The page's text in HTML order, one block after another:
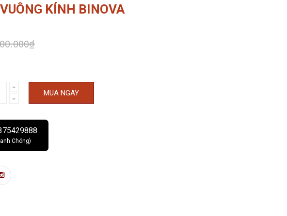
KÍNH BINOVA
MUA NGAY
Chóng)